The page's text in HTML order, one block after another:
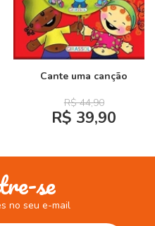
Cante uma canção
R$ 44,90
R$ 39,90
se
no seu e-mail